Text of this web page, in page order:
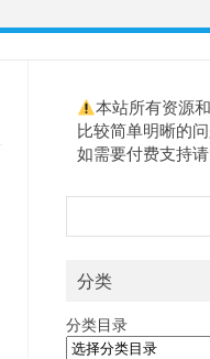
本站所有资源
比较简单明晰的
如需要付费支持请
索
分类
分类目录